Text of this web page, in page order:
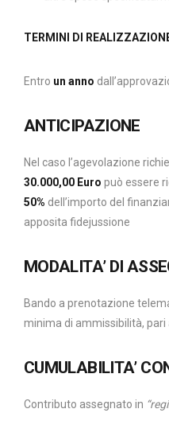
TERMINI DI
Entro un anno
ANTICIPAZIONE
Nel caso l’agevolazione
30.000,00 Euro può essere
50% dell’importo del
apposita fidejussione
MODALITA’ DI
Bando a prenotazione
minima di ammissibilità, pari
CUMULABILITA’
Contributo assegnato in